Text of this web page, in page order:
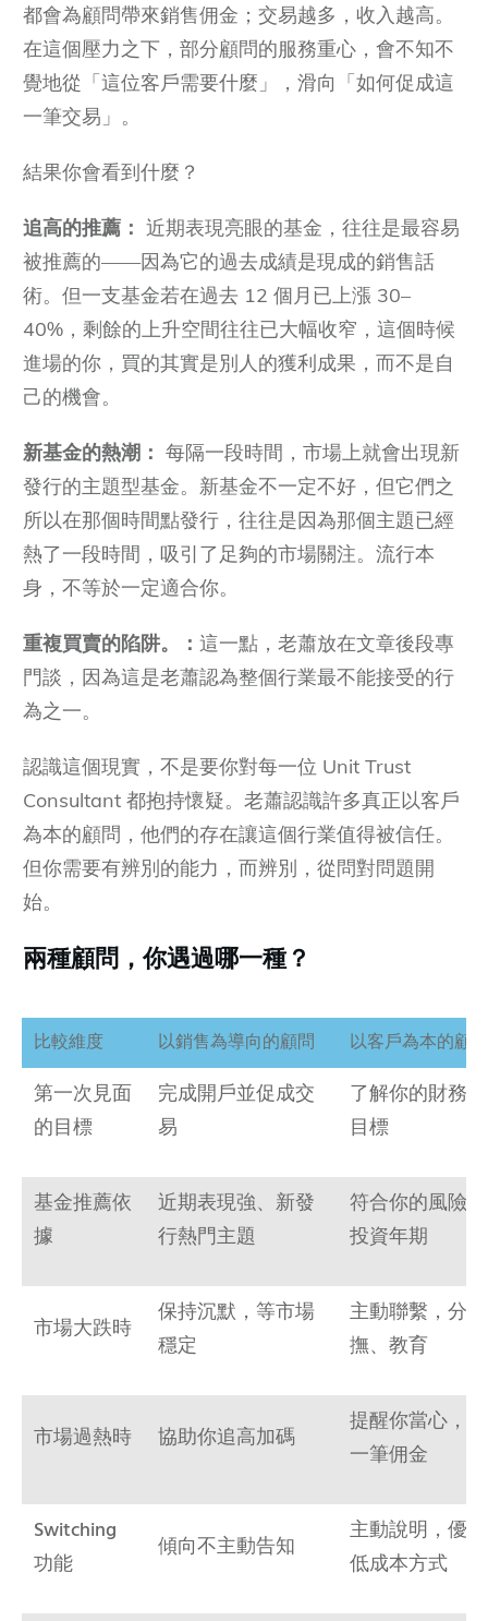
都會為顧問帶來銷售佣金；交易越多，收入越高。
在這個壓力之下，部分顧問的服務重心，會不知不
覺地從「這位客戶需要什麼」，滑向「如何促成這
一筆交易」。
結果你會看到什麼？
追高的推薦： 近期表現亮眼的基金，往往是最容易
被推薦的——因為它的過去成績是現成的銷售話
術。但一支基金若在過去 12 個月已上漲 30–
40%，剩餘的上升空間往往已大幅收窄，這個時候
進場的你，買的其實是別人的獲利成果，而不是自
己的機會。
新基金的熱潮： 每隔一段時間，市場上就會出現新
發行的主題型基金。新基金不一定不好，但它們之
所以在那個時間點發行，往往是因為那個主題已經
熱了一段時間，吸引了足夠的市場關注。流行本
身，不等於一定適合你。
重複買賣的陷阱。： 這一點，老蕭放在文章後段專
門談，因為這是老蕭認為整個行業最不能接受的行
為之一。
認識這個現實，不是要你對每一位 Unit Trust
Consultant 都抱持懷疑。老蕭認識許多真正以客戶
為本的顧問，他們的存在讓這個行業值得被信任。
但你需要有辨別的能力，而辨別，從問對問題開
始。
兩種顧問，你遇過哪一種？
比較維度 以銷售為導向的顧問 以客戶為本的顧問
第一次見面
的目標
完成開戶並促成交
易
了解你的財務
目標
基金推薦依
據
近期表現強、新發
行熱門主題
符合你的風險
投資年期
市場大跌時
保持沉默，等市場
穩定
主動聯繫，分
撫、教育
市場過熱時 協助你追高加碼
提醒你當心，
一筆佣金
Switching
功能
傾向不主動告知
主動說明，優
低成本方式